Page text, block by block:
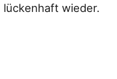
lückenhaft wieder.